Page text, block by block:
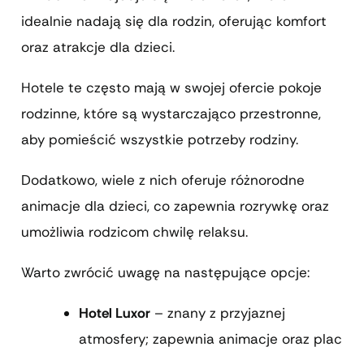
idealnie nadają się dla rodzin, oferując komfort
oraz atrakcje dla dzieci.
Hotele te często mają w swojej ofercie pokoje
rodzinne, które są wystarczająco przestronne,
aby pomieścić wszystkie potrzeby rodziny.
Dodatkowo, wiele z nich oferuje różnorodne
animacje dla dzieci, co zapewnia rozrywkę oraz
umożliwia rodzicom chwilę relaksu.
Warto zwrócić uwagę na następujące opcje:
Hotel Luxor – znany z przyjaznej
atmosfery; zapewnia animacje oraz plac